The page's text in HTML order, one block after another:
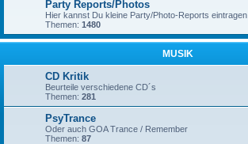
Party Reports/Photos
Hier kannst Du kleine Party/Photo-Reports eintragen
Themen: 1480
MUSIK
CD Kritik
Beurteile verschiedene CD´s
Themen: 281
PsyTrance
Oder auch GOA Trance / Remember
Themen: 87